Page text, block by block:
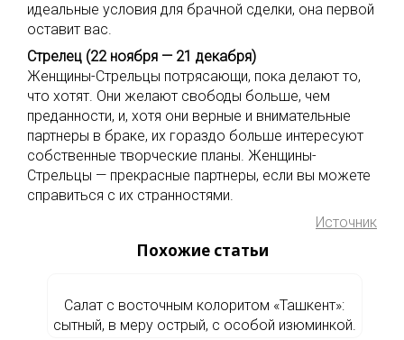
идеальные условия для брачной сделки, она первой
оставит вас.
Стрелец (22 ноября — 21 декабря)
Женщины-Стрельцы потрясающи, пока делают то,
что хотят. Они желают свободы больше, чем
преданности, и, хотя они верные и внимательные
партнеры в браке, их гораздо больше интересуют
собственные творческие планы. Женщины-
Стрельцы — прекрасные партнеры, если вы можете
справиться с их странностями.
Источник
Похожие статьи
Салат с восточным колоритом «Ташкент»:
сытный, в меру острый, с особой изюминкой.